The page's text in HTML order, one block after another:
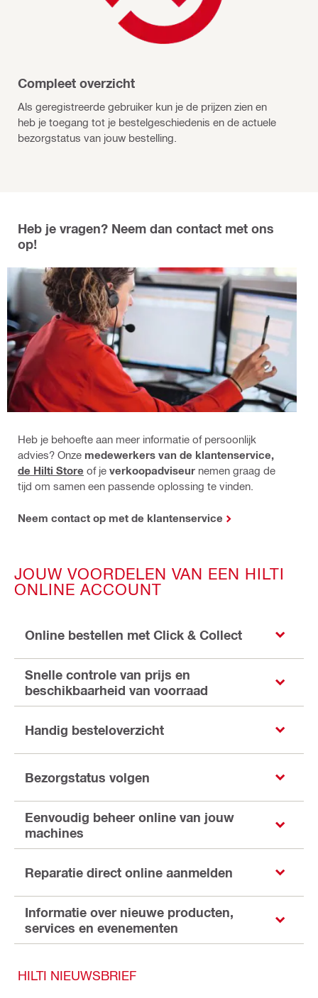
Compleet overzicht
Als geregistreerde gebruiker kun je de prijzen zien en
heb je toegang tot je bestelgeschiedenis en de actuele
bezorgstatus van jouw bestelling.
Heb je vragen? Neem dan contact met ons
op!
Heb je behoefte aan meer informatie of persoonlijk
advies? Onze medewerkers van de klantenservice,
de Hilti Store of je verkoopadviseur nemen graag de
tijd om samen een passende oplossing te vinden.
Neem contact op met de klantenservice
JOUW VOORDELEN VAN EEN HILTI
ONLINE ACCOUNT
Online bestellen met Click & Collect
Snelle controle van prijs en
beschikbaarheid van voorraad
Handig besteloverzicht
Bezorgstatus volgen
Eenvoudig beheer online van jouw
machines
Reparatie direct online aanmelden
Informatie over nieuwe producten,
services en evenementen
HILTI NIEUWSBRIEF